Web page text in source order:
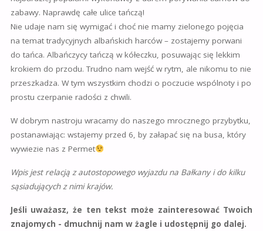
zabawy. Naprawdę całe ulice tańczą!
Nie udaje nam się wymigać i choć nie mamy zielonego pojęcia
na temat tradycyjnych albańskich harców – zostajemy porwani
do tańca. Albańczycy tańczą w kółeczku, posuwając się lekkim
krokiem do przodu. Trudno nam wejść w rytm, ale nikomu to nie
przeszkadza. W tym wszystkim chodzi o poczucie wspólnoty i po
prostu czerpanie radości z chwili.
W dobrym nastroju wracamy do naszego mrocznego przybytku,
postanawiając: wstajemy przed 6, by załapać się na busa, który
wywiezie nas z Permet
Wpis jest relacją z autostopowego wyjazdu na Bałkany i do kilku
sąsiadujących z nimi krajów.
Jeśli uważasz, że ten tekst może zainteresować Twoich
znajomych - dmuchnij nam w żagle i udostępnij go dalej.